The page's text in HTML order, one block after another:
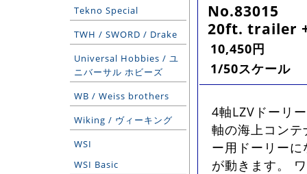
Tekno Special
TWH / SWORD / Drake
Universal Hobbies / ユ
ニバーサル ホビーズ
WB / Weiss brothers
Wiking / ヴィーキング
WSI
WSI Basic
No.83015
20ft. trailer
10,450円
1/50スケール
4軸LZVドーリ
軸の海上コン
ー用ドーリー
が動きます。